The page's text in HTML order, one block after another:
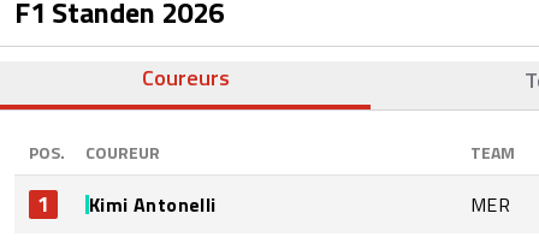
F1 Standen 2026
Coureurs
POS. COUREUR TEAM
1 Kimi Antonelli MER